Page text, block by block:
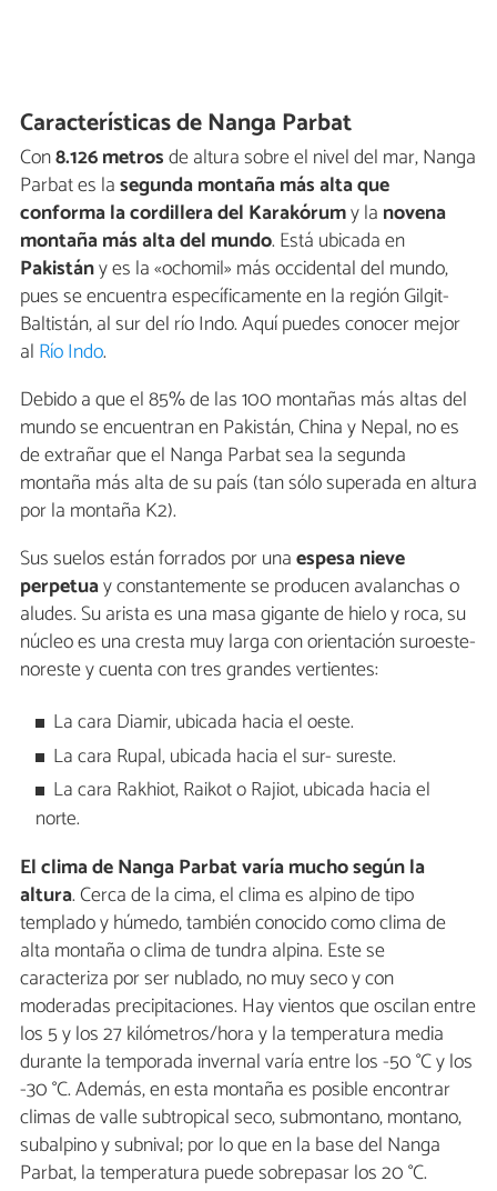
Características de Nanga Parbat
Con8.126 metrosde altura sobre el nivel del mar, Nanga
Parbat es lasegunda montaña más alta que
conforma la cordillera del Karakórumy la novena
montaña más alta del mundo. Está ubicada en
Pakistány es la «ochomil» más occidental del mundo,
pues se encuentra específicamente en la región Gilgit-
Baltistán, al sur del río Indo. Aquí puedes conocer mejor
al Río Indo.
Debido a que el 85% de las 100 montañas más altas del
mundo se encuentran en Pakistán, China y Nepal, no es
de extrañar que el Nanga Parbat sea la segunda
montaña más alta de su país (tan sólo superada en altura
por la montaña K2).
Sus suelos están forrados por unaespesa nieve
perpetuay constantemente se producen avalanchas o
aludes. Su arista es una masa gigante de hielo y roca, su
núcleo es una cresta muy larga con orientación suroeste-
noreste y cuenta con tres grandes vertientes:
La cara Diamir, ubicada hacia el oeste.
La cara Rupal, ubicada hacia el sur- sureste.
La cara Rakhiot, Raikot o Rajiot, ubicada hacia el
norte.
El clima de Nanga Parbat varía mucho según la
altura. Cerca de la cima, el clima es alpino de tipo
templado y húmedo, también conocido como clima de
alta montaña o clima de tundra alpina. Este se
caracteriza por ser nublado, no muy seco y con
moderadas precipitaciones. Hay vientos que oscilan entre
los 5 y los 27 kilómetros/hora y la temperatura media
durante la temporada invernal varía entre los -50 °C y los
-30 °C. Además, en esta montaña es posible encontrar
climas de valle subtropical seco, submontano, montano,
subalpino y subnival; por lo que en la base del Nanga
Parbat, la temperatura puede sobrepasar los 20 °C.